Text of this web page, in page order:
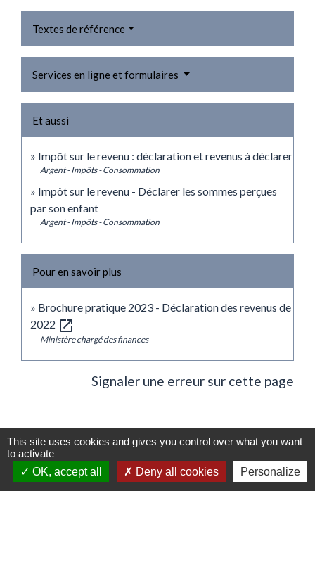
Textes de référence
Services en ligne et formulaires
Et aussi
Impôt sur le revenu : déclaration et revenus à déclarer
Argent - Impôts - Consommation
Impôt sur le revenu - Déclarer les sommes perçues
par son enfant
Argent - Impôts - Consommation
Pour en savoir plus
Brochure pratique 2023 - Déclaration des revenus de
2022 open_in_new
Ministère chargé des finances
Signaler une erreur sur cette page
Labels
This site uses cookies and gives you control over what you want
to activate
OK, accept all
Deny all cookies Personalize